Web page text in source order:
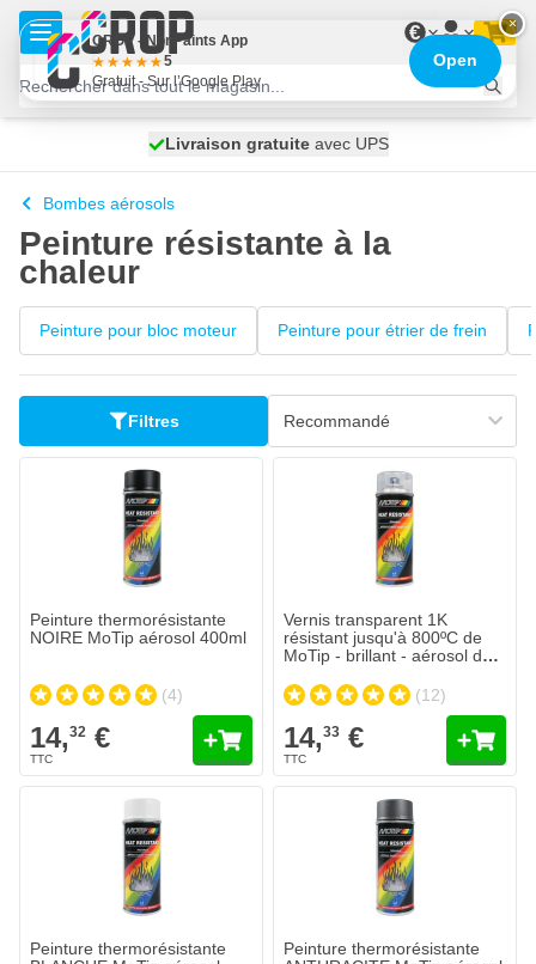
Aller au contenu
€
expédié aujourd'hui
Livraison gratuiteavec UPS
100 jours
Bombes aérosols
Peinture résistante à la
chaleur
Peinture pour bloc moteur Peinture pour étrier de frein
Filtres
Peinture thermorésistante
NOIRE MoTip aérosol 400ml
(4)
14,32 €
Vernis transparent 1K
résistant jusqu'à 800ºC de
MoTip - brillant - aérosol de
(12)
14,33 €
Peinture thermorésistante
Peinture thermorésistante
×
CROP - NonPaints App
5
Gratuit - Sur l’Google Play
Open